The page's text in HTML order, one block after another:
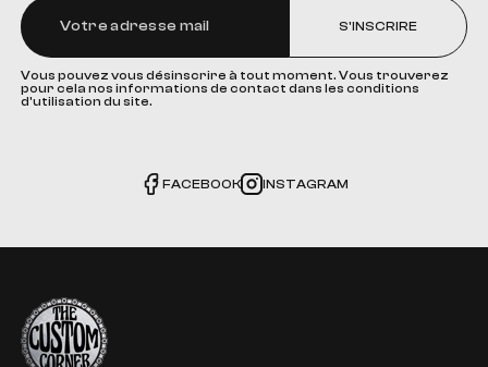
S'INSCRIRE
Vous pouvez vous désinscrire à tout moment. Vous trouverez
pour cela nos informations de contact dans les conditions
d'utilisation du site.
FACEBOOK INSTAGRAM
The Custom Corner